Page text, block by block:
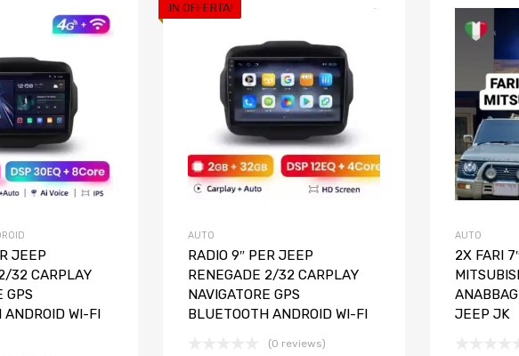
Aggiungi ai preferiti
JEEP
32 CARPLAY
GPS
ANDROID WI-FI
IN OFFERTA!
AUTO
RADIO 9″ PER JEEP
RENEGADE 2/32 CARPLAY
NAVIGATORE GPS
BLUETOOTH ANDROID WI-FI
(0 reviews)
AUTO
2X FARI
JEEP JK